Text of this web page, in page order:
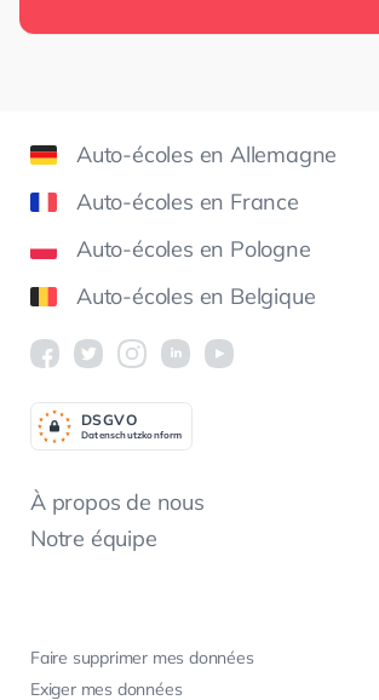
Auto-écoles en Allemagne
Auto-écoles en France
Auto-écoles en Pologne
Auto-écoles en Belgique
À propos de nous
Notre équipe
Faire supprimer mes données
Exiger mes données
Datenschutzkonform
DSGVO